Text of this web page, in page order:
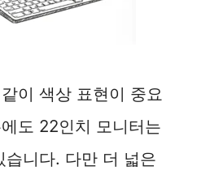
이 색상 표현이 중요
도 22인치 모니터는
니다. 다만 더 넓은